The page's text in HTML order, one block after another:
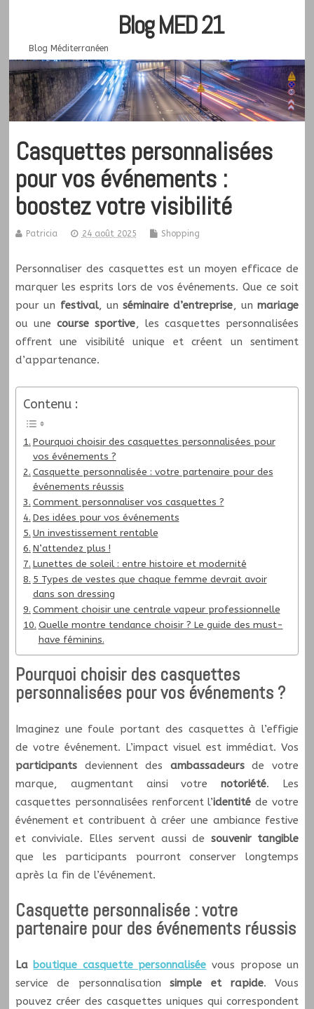
Blog MED 21
Blog Méditerranéen
Casquettes personnalisées
pour vos événements :
boostez votre visibilité
Patricia 24 août 2025 Shopping
Personnaliser des casquettes est un moyen efficace de
marquer les esprits lors de vos événements. Que ce soit
pour un festival, unséminaire d’entreprise, unmariage
ou unecourse sportive, les casquettes personnalisées
offrent une visibilité unique et créent un sentiment
d’appartenance.
Contenu :
Pourquoi choisir des casquettes personnalisées pour
vos événements ?
Casquette personnalisée : votre partenaire pour des
événements réussis
Comment personnaliser vos casquettes ?
Des idées pour vos événements
Un investissement rentable
N’attendez plus !
Lunettes de soleil : entre histoire et modernité
5 Types de vestes que chaque femme devrait avoir
dans son dressing
Comment choisir une centrale vapeur professionnelle
Quelle montre tendance choisir ? Le guide des must-
have féminins.
Pourquoi choisir des casquettes
personnalisées pour vos événements ?
Imaginez une foule portant des casquettes à l’effigie
de votre événement. L’impact visuel est immédiat. Vos
participants deviennent des ambassadeursde votre
marque, augmentant ainsi votrenotoriété. Les
casquettes personnalisées renforcent l’identité de votre
événement et contribuent à créer une ambiance festive
et conviviale. Elles servent aussi de souvenir tangible
que les participants pourront conserver longtemps
après la fin de l’événement.
Casquette personnalisée : votre
partenaire pour des événements réussis
La boutique casquette personnalisée vous propose un
service de personnalisationsimple et rapide. Vous
pouvez créer des casquettes uniques qui correspondent